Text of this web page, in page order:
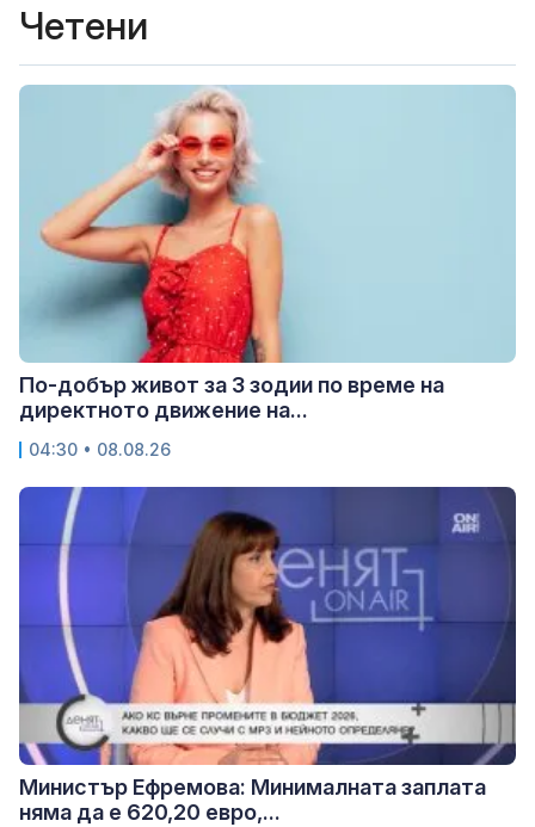
Четени
По-добър живот за 3 зодии по време на
директното движение на...
04:30 • 08.08.26
Министър Ефремова: Минималната заплата
няма да е 620,20 евро,...